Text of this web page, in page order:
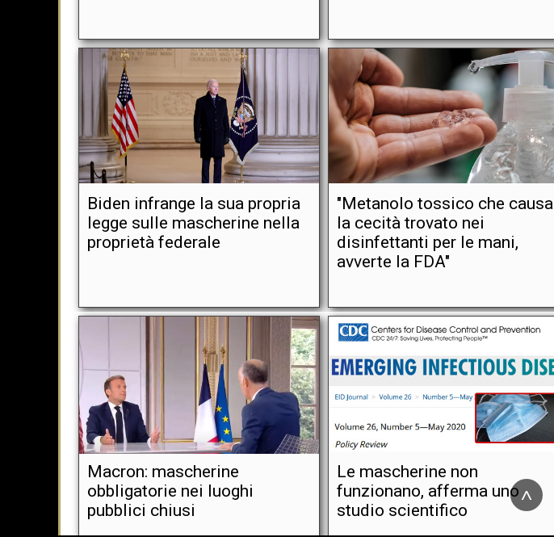
Biden infrange la sua propria
legge sulle mascherine nella
proprietà federale
"Metanolo tossico che causa
la cecità trovato nei
disinfettanti per le mani,
avverte la FDA"
Macron: mascherine
obbligatorie nei luoghi
pubblici chiusi
Le mascherine non
funzionano, afferma uno
studio scientifico
^